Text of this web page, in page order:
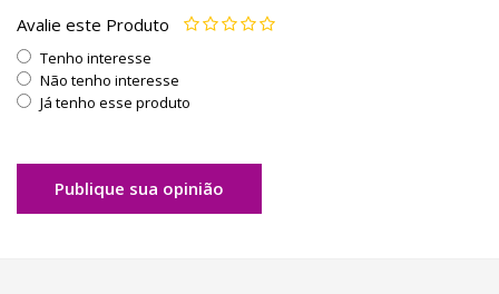
Avalie este Produto
Tenho interesse
Não tenho interesse
Já tenho esse produto
Publique sua opinião